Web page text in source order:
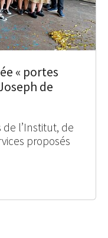
« portes
de
l’Institut, de
proposés